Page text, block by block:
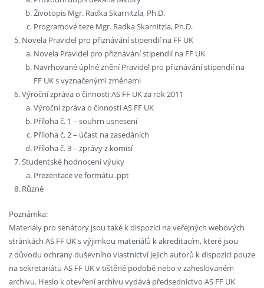
Životopis Mgr. Radka Skarnitzla, Ph.D.
Programové teze Mgr. Radka Skarnitzla, Ph.D.
Novela Pravidel pro přiznávání stipendií na FF UK
Novela Pravidel pro přiznávání stipendií na FF UK
Navrhované úplné znění Pravidel pro přiznávání stipendií na
FF UK s vyznačenými změnami
Výroční zpráva o činnosti AS FF UK za rok 2011
Výroční zpráva o činnosti AS FF UK
Příloha č. 1 – souhrn usnesení
Příloha č. 2 – účast na zasedáních
Příloha č. 3 – zprávy z komisí
Studentské hodnocení výuky
Prezentace ve formátu .ppt
Různé
Poznámka:
Materiály pro senátory jsou také k dispozici na veřejných webových
stránkách AS FF UK s výjimkou materiálů k akreditacím, které jsou
z důvodu ochrany duševního vlastnictví jejich autorů k dispozici pouze
na sekretariátu AS FF UK v tištěné podobě nebo v zaheslovaném
archivu. Heslo k otevření archivu vydává předsednictvo AS FF UK